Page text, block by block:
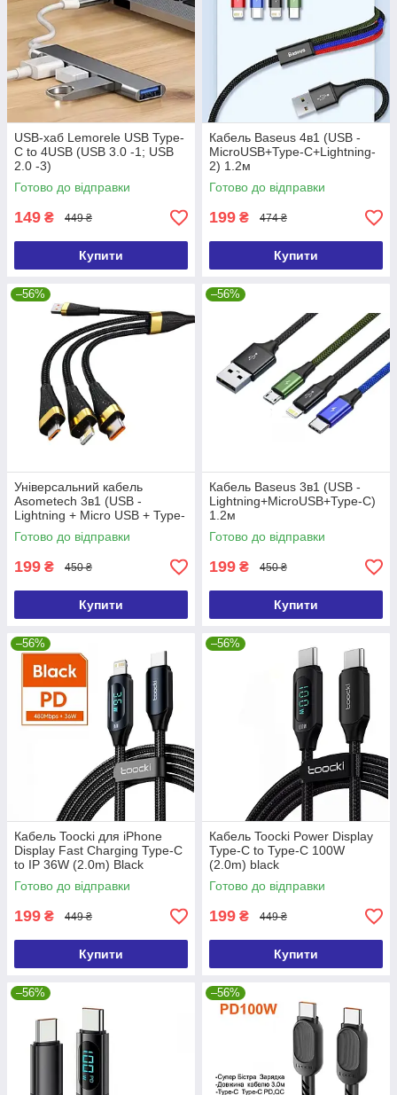
USB-хаб Lemorele USB Type-
C to 4USB (USB 3.0 -1; USB
2.0 -3)
Готово до відправки
149 ₴ 449 ₴
Купити
Кабель Baseus 4в1 (USB -
MicroUSB+Type-C+Lightning-
2) 1.2м
Готово до відправки
199 ₴ 474 ₴
Купити
–56%
Універсальний кабель
Asometech 3в1 (USB -
Lightning + Micro USB + Type-
C 3A 1.2м)
Готово до відправки
199 ₴ 450 ₴
Купити
–56%
Кабель Baseus 3в1 (USB -
Lightning+MicroUSB+Type-C)
1.2м
Готово до відправки
199 ₴ 450 ₴
Купити
–56%
Кабель Toocki для iPhone
Display Fast Charging Type-C
to IP 36W (2.0m) Black
Готово до відправки
199 ₴ 449 ₴
Купити
–56%
Кабель Toocki Power Display
Type-C to Type-C 100W
(2.0m) black
Готово до відправки
199 ₴ 449 ₴
Купити
–56% –56%